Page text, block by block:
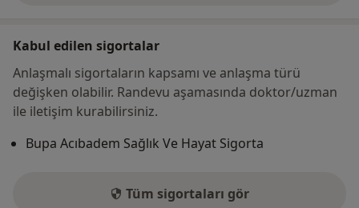
Kabul edilen sigortalar
Anlaşmalı sigortaların kapsamı ve anlaşma türü
değişken olabilir. Randevu aşamasında doktor/uzman
ile iletişim kurabilirsiniz.
Bupa Acıbadem Sağlık Ve Hayat Sigorta
Tüm sigortaları gör